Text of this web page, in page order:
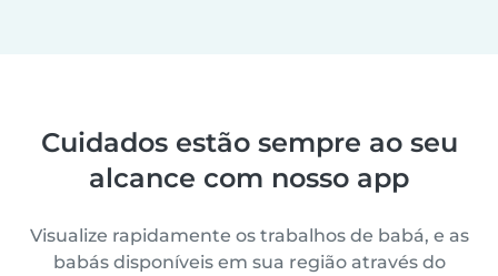
Cuidados estão sempre ao seu
alcance com nosso app
Visualize rapidamente os trabalhos de babá, e as
babás disponíveis em sua região através do